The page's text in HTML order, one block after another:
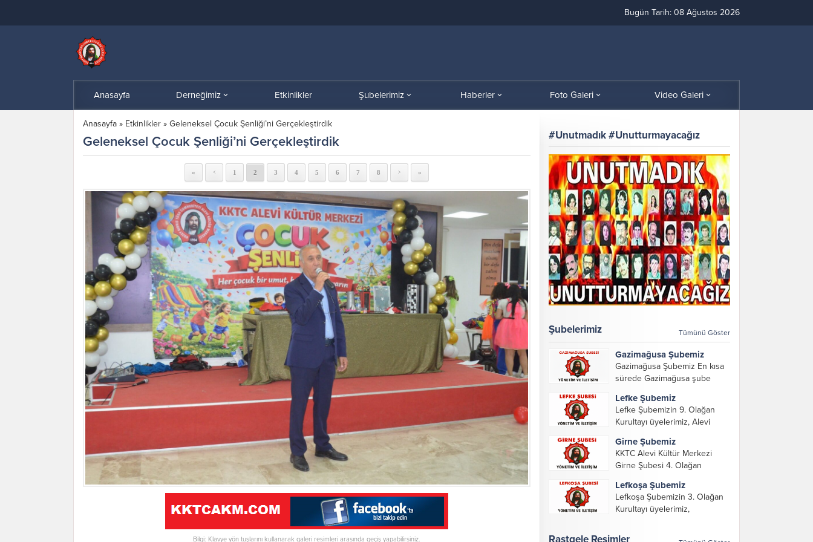
Bugün Tarih: 08 Ağustos 2026
Anasayfa Derneğimiz Etkinlikler Şubelerimiz Haberler Foto Galeri Video Galeri
Anasayfa » Etkinlikler » Geleneksel Çocuk Şenliği’ni Gerçekleştirdik
Geleneksel Çocuk Şenliği’ni Gerçekleştirdik
« < 1 2 3 4 5 6 7 8 > »
Bilgi: Klavye yön tuşlarını kullanarak galeri resimleri arasında geçiş yapabilirsiniz.
#Unutmadık #Unutturmayacağız
Şubelerimiz Tümünü Göster
Gazimağusa Şubemiz
Gazimağusa Şubemiz En kısa
sürede Gazimağusa şube
bilgilerimizi paylaşacağız.
Lefke Şubemiz
Lefke Şubemizin 9. Olağan
Kurultayı üyelerimiz, Alevi
ve yöneticileri, Şube
Başkanları ve yöneticilerinin
katılımı ile gerçekleşti. Önceki
dönemde görev alarak emek
veren, katkı koyan cümle
canların...
Girne Şubemiz
KKTC Alevi Kültür Merkezi
Girne Şubesi 4. Olağan
dernek üyeleri, KKTC Alevi
Kültür Merkezi Genel Başkanı,
genel merkez yönetim kurulu,
organlarının katılımıyla
Lefkoşa Şubemiz
Lefkoşa Şubemizin 3. Olağan
Kurultayı üyelerimiz,
Şube Başkan ve yöneticileri ile
Rastgele Resimler